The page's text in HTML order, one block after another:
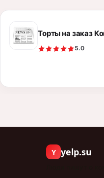
Торты на заказ
5.0
Y yelp.su